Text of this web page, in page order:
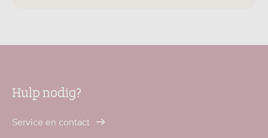
Hulp nodig?
Service en contact